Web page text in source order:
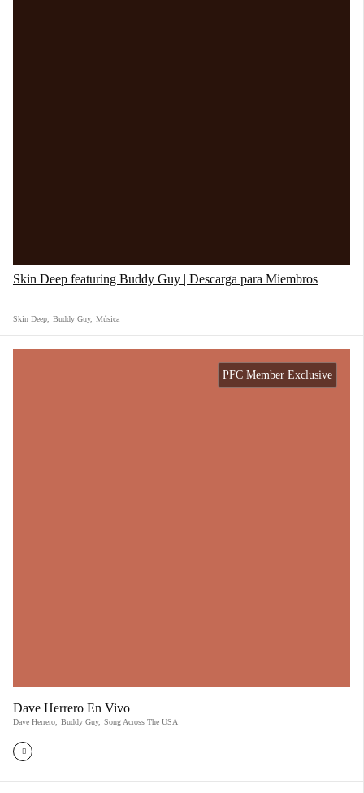
Skin Deep featuring Buddy Guy | Descarga para Miembros
Skin Deep Buddy Guy, Música
PFC Member Exclusive
Dave Herrero En Vivo
Dave Herrero Buddy Guy, Song Across The USA